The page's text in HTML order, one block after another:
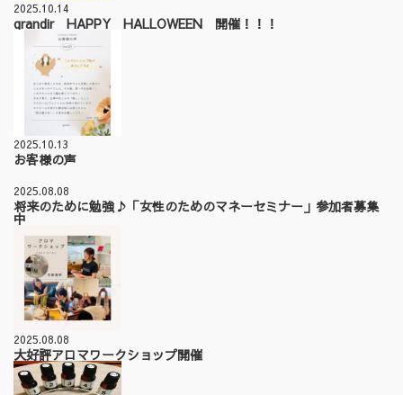
2025.10.14
grandir HAPPY HALLOWEEN 開催！！！
2025.10.13
お客様の声
2025.08.08
将来のために勉強♪「女性のためのマネーセミナー」参加者募集
中
2025.08.08
大好評アロマワークショップ開催